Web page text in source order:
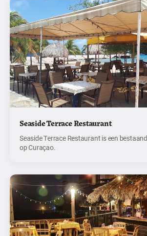
Seaside Terrace Restaurant
Seaside Terrace Restaurant is een
op Curaçao.